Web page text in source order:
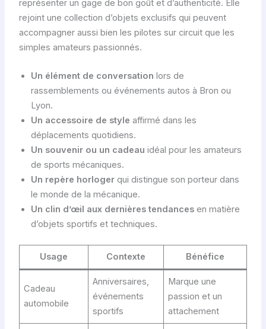
représenter un gage de bon goût et d’authenticité. Elle
rejoint une collection d’objets exclusifs qui peuvent
accompagner aussi bien les pilotes sur circuit que les
simples amateurs passionnés.
Un élément de conversation lors de
rassemblements ou événements autos à Bron ou
Lyon.
Un accessoire de style affirmé dans les
déplacements quotidiens.
Un souvenir ou un cadeau idéal pour les amateurs
de sports mécaniques.
Un repère horlogerqui distingue son porteur dans
le monde de la mécanique.
Un clin d’œil aux dernières tendancesen matière
d’objets sportifs et techniques.
Usage Contexte Bénéfice
Cadeau
automobile
Anniversaires,
événements
sportifs
Marque une
passion et un
attachement